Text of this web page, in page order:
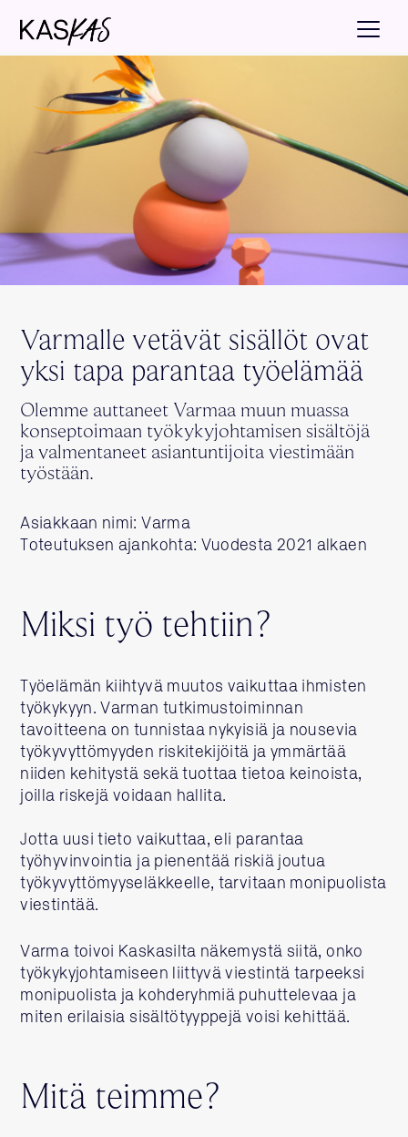
Varmalle vetävät sisällöt ovat
yksi tapa parantaa työelämää
Olemme auttaneet Varmaa muun muassa
konseptoimaan työkykyjohtamisen sisältöjä
ja valmentaneet asiantuntijoita viestimään
työstään.
Asiakkaan nimi: Varma
Toteutuksen ajankohta: Vuodesta 2021 alkaen
Miksi työ tehtiin?
Työelämän kiihtyvä muutos vaikuttaa ihmisten
työkykyyn. Varman tutkimustoiminnan
tavoitteena on tunnistaa nykyisiä ja nousevia
työkyvyttömyyden riskitekijöitä ja ymmärtää
niiden kehitystä sekä tuottaa tietoa keinoista,
joilla riskejä voidaan hallita.
Jotta uusi tieto vaikuttaa, eli parantaa
työhyvinvointia ja pienentää riskiä joutua
työkyvyttömyyseläkkeelle, tarvitaan monipuolista
viestintää.
Varma toivoi Kaskasilta näkemystä siitä, onko
työkykyjohtamiseen liittyvä viestintä tarpeeksi
monipuolista ja kohderyhmiä puhuttelevaa ja
miten erilaisia sisältötyyppejä voisi kehittää.
Mitä teimme?